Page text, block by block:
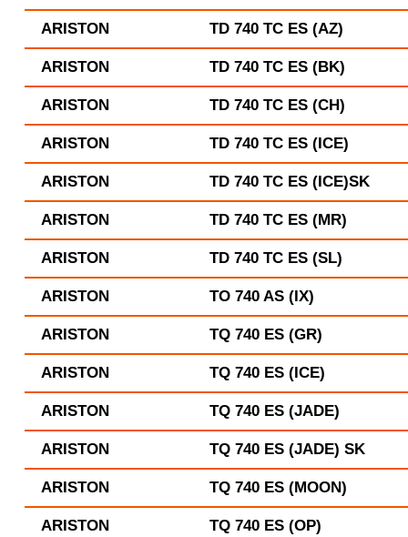
ARISTON TD 740 TC ES (AZ)
ARISTON TD 740 TC ES (BK)
ARISTON TD 740 TC ES (CH)
ARISTON TD 740 TC ES (ICE)
ARISTON TD 740 TC ES (ICE)SK
ARISTON TD 740 TC ES (MR)
ARISTON TD 740 TC ES (SL)
ARISTON TO 740 AS (IX)
ARISTON TQ 740 ES (GR)
ARISTON TQ 740 ES (ICE)
ARISTON TQ 740 ES (JADE)
ARISTON TQ 740 ES (JADE) SK
ARISTON TQ 740 ES (MOON)
ARISTON TQ 740 ES (OP)